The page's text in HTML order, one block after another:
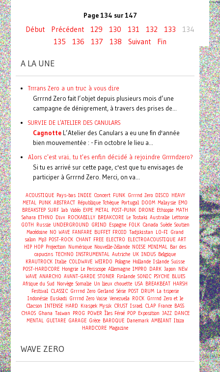
Page 134 sur 147
Début Précédent 129 130 131 132 133
134
135
136 137 138 Suivant Fin
A LA UNE
Trrrans Zero a un truc à vous dire
Grrrnd Zero fait l’objet depuis plusieurs mois d’une
campagne de dénigrement, à travers des prises de...
SURVIE DE L'ATELIER DES CANULARS
CagnotteL’Atelier des Canulars a eu une fin d'année
bien mouvementée : - Fin octobre le lieu a...
Alors c'est vrai, tu t'es enfin décidé à rejoindre Grrrndzero?
Si tu es arrivé sur cette page, c'est que tu envisages de
participer à Grrrnd Zero. Merci, on va...
ACOUSTIQUE Pays-bas INDIE Concert FUNK Grrrnd Zero DISCO HEAVY
METAL PUNK ABSTRACT République Tchèque Portugal DOOM Malaysie EMO
BREAKSTEP SURF lab Vidéo EXPE METAL POST-PUNK DRONE Ethiopie MATH
Sahara ETHNO Divx ROCKABILLY BREAKCORE Le Tostaki Australie Lettonie
GOTH Russie UNDERGROUND GRIND Espagne FOLK Canada Suède Soutien
Macédoine NO WAVE FANFARE BUFFET FROID Tadjikistan LO-FI Grand
salon Mp3 POST-ROCK CHANT FREE ELECTRO ELECTROACOUSTIQUE ART
HIP HOP Projection Numérique Nouvelle-Zélande NOISE MINIMAL Bar des
capucins TECHNO INSTRUMENTAL Autriche UK INDUS Belgique
KRAUTROCK Italie COLDWAVE WEIRDO Pologne Hollande Islande Suisse
POST-HARDCORE Hongrie Le Periscope Allemagne IMPRO DARK Japon NEW
WAVE ANARCHO AVANT-GARDE STONER Finlande SONIC PSYCHE BLUES
Afrique du Sud Norvège Somalie Un lieux chouette USA BREAKBEAT HARSH
Festival CLASSIC Grrrnd Zero Gerland Série POST DRUM La triperie
Indonésie Euskadi Grrrnd Zero Vaise Venezuela ROCK Grrrnd Zero et le
Clacson INTENSE HARD Kraspek Mysik CRUST Israel CLAP France BASS
CHAOS Ghana Taiwan PROG POWER Îles Féroé POP Exposition JAZZ DANCE
MENTAL GUITARE GARAGE Grèce BAROQUE Danemark AMBIANT Ibiza
HARDCORE Magazine
WAVE ZERO